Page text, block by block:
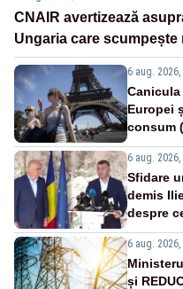
CNAIR avertizează
Ungaria care scumpește
6 aug. 2026,
Europei
consum
6 aug. 2026,
Sfidare
demis
despre
6 aug. 2026,
și